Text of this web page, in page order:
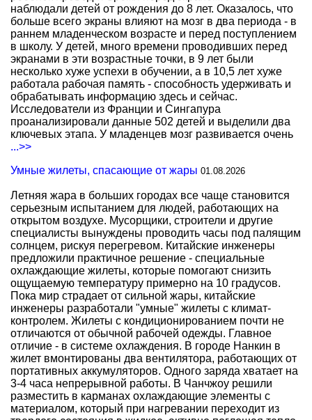
наблюдали детей от рождения до 8 лет. Оказалось, что
больше всего экраны влияют на мозг в два периода - в
раннем младенческом возрасте и перед поступлением
в школу. У детей, много времени проводивших перед
экранами в эти возрастные точки, в 9 лет были
несколько хуже успехи в обучении, а в 10,5 лет хуже
работала рабочая память - способность удерживать и
обрабатывать информацию здесь и сейчас.
Исследователи из Франции и Сингапура
проанализировали данные 502 детей и выделили два
ключевых этапа. У младенцев мозг развивается очень
...>>
Умные жилеты, спасающие от жары 01.08.2026
Летняя жара в больших городах все чаще становится
серьезным испытанием для людей, работающих на
открытом воздухе. Мусорщики, строители и другие
специалисты вынуждены проводить часы под палящим
солнцем, рискуя перегревом. Китайские инженеры
предложили практичное решение - специальные
охлаждающие жилеты, которые помогают снизить
ощущаемую температуру примерно на 10 градусов.
Пока мир страдает от сильной жары, китайские
инженеры разработали "умные" жилеты с климат-
контролем. Жилеты с кондиционированием почти не
отличаются от обычной рабочей одежды. Главное
отличие - в системе охлаждения. В городе Нанкин в
жилет вмонтированы два вентилятора, работающих от
портативных аккумуляторов. Одного заряда хватает на
3-4 часа непрерывной работы. В Чанчжоу решили
разместить в карманах охлаждающие элементы с
материалом, который при нагревании переходит из